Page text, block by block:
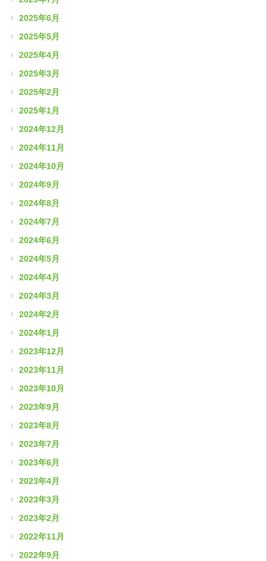
2025年6月
2025年5月
2025年4月
2025年3月
2025年2月
2025年1月
2024年12月
2024年11月
2024年10月
2024年9月
2024年8月
2024年7月
2024年6月
2024年5月
2024年4月
2024年3月
2024年2月
2024年1月
2023年12月
2023年11月
2023年10月
2023年9月
2023年8月
2023年7月
2023年6月
2023年4月
2023年3月
2023年2月
2022年11月
2022年9月